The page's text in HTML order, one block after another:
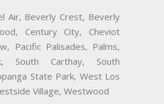
Air, Beverly Crest, Beverly
Century City, Cheviot
Pacific Palisades, Palms,
South Carthay, South
State Park, West Los
Village, Westwood